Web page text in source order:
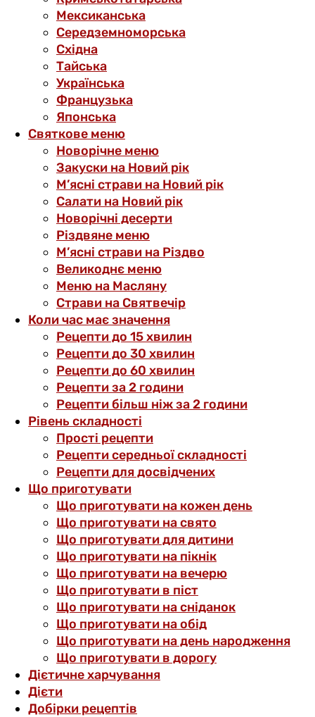
Мексиканська
Середземноморська
Східна
Тайська
Українська
Французька
Японська
Святкове меню
Новорічне меню
Закуски на Новий рік
М’ясні страви на Новий рік
Салати на Новий рік
Новорічні десерти
Різдвяне меню
М’ясні страви на Різдво
Великоднє меню
Меню на Масляну
Страви на Святвечір
Коли час має значення
Рецепти до 15 хвилин
Рецепти до 30 хвилин
Рецепти до 60 хвилин
Рецепти за 2 години
Рецепти більш ніж за 2 години
Рівень складності
Прості рецепти
Рецепти середньої складності
Рецепти для досвідчених
Що приготувати
Що приготувати на кожен день
Що приготувати на свято
Що приготувати для дитини
Що приготувати на пікнік
Що приготувати на вечерю
Що приготувати в піст
Що приготувати на сніданок
Що приготувати на обід
Що приготувати на день народження
Що приготувати в дорогу
Дієтичне харчування
Дієти
Добірки рецептів